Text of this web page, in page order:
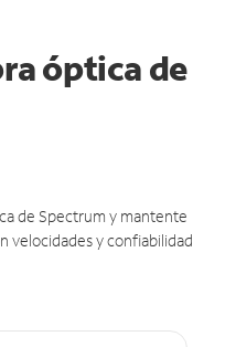
óptica de
de Spectrum y mantente
velocidades y confiabilidad